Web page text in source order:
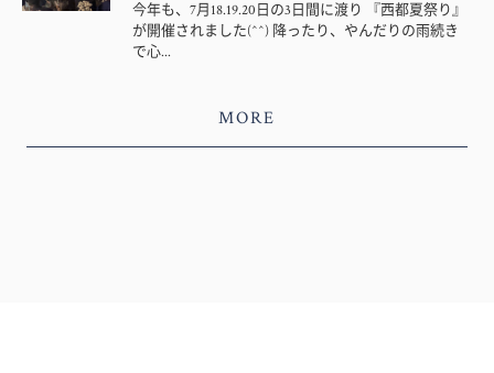
今年も、7月18.19.20日の3日間に渡り 『西都夏祭り』
が開催されました(^^) 降ったり、やんだりの雨続き
で心...
MORE